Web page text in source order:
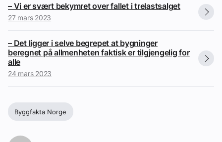
– Vi er svært bekymret over fallet i trelastsalget
27 mars 2023
– Det ligger i selve begrepet at bygninger
beregnet på allmenheten faktisk er tilgjengelig for
alle
24 mars 2023
Byggfakta Norge